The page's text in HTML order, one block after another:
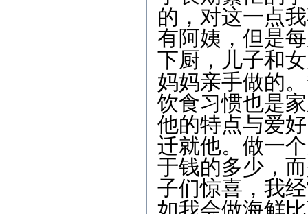
的，对这一点
有阿姨，但是
下厨，儿子和
妈妈亲手做的。
饮食习惯也是
他的特点与爱
迁就他。做一
于钱的多少，
子们惊喜，我